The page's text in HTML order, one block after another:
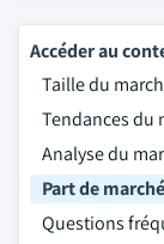
Accéder au
Taille du
Tendances du
Analyse du
Part de marché
Questions